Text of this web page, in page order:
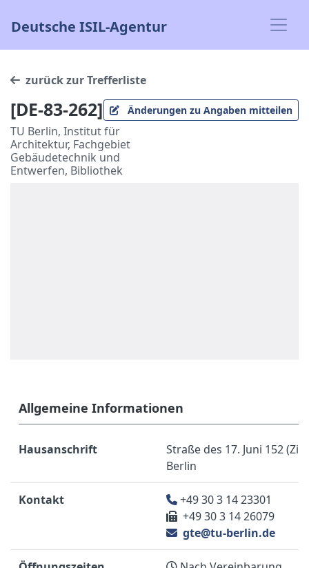
Deutsche ISIL-Agentur
zurück zur Trefferliste
[DE-83-262] Änderungen zu Angaben mitteilen
TU Berlin, Institut für
Architektur, Fachgebiet
Gebäudetechnik und
Entwerfen, Bibliothek
Allgemeine Informationen
Hausanschrift
Straße des 17. Juni 152 (Zi.
Berlin
Kontakt
+49 30 3 14 23301
+49 30 3 14 26079
gte@tu-berlin.de